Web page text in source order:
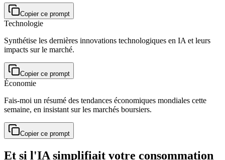
Copier ce prompt
Technologie
Synthétise les dernières innovations technologiques en IA et leurs
impacts sur le marché.
Copier ce prompt
Économie
Fais-moi un résumé des tendances économiques mondiales cette
semaine, en insistant sur les marchés boursiers.
Copier ce prompt
Et si l'IA simplifiait votre consommation